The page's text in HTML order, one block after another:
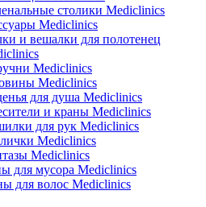
столики Mediclinics
Mediclinics
и вешалки для полотенец
Mediclinics
Mediclinics
для душа Mediclinics
и краны Mediclinics
для рук Mediclinics
Mediclinics
Mediclinics
для мусора Mediclinics
для волос Mediclinics